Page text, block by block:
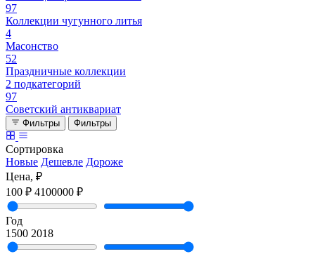
97
Коллекции чугунного литья
4
Масонство
52
Праздничные коллекции
2 подкатегорий
97
Советский антиквариат
Фильтры Фильтры
Сортировка
Новые Дешевле Дороже
Цена, ₽
100 ₽ 4100000 ₽
Год
1500 2018